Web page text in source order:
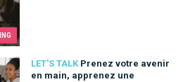
LET'S TALK Prenez votre avenir
en main, apprenez une
apprenez une nouvelle langue !